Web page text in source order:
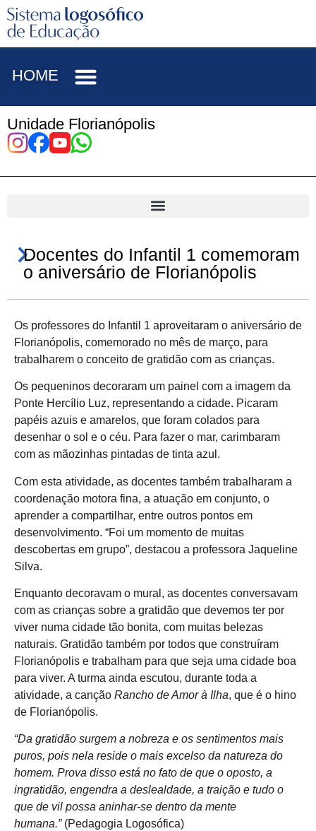
HOME
Unidade Florianópolis
Docentes do Infantil 1 comemoram
o aniversário de Florianópolis
Os professores do Infantil 1 aproveitaram o aniversário de
Florianópolis, comemorado no mês de março, para
trabalharem o conceito de gratidão com as crianças.
Os pequeninos decoraram um painel com a imagem da
Ponte Hercílio Luz, representando a cidade. Picaram
papéis azuis e amarelos, que foram colados para
desenhar o sol e o céu. Para fazer o mar, carimbaram
com as mãozinhas pintadas de tinta azul.
Com esta atividade, as docentes também trabalharam a
coordenação motora fina, a atuação em conjunto, o
aprender a compartilhar, entre outros pontos em
desenvolvimento. “Foi um momento de muitas
descobertas em grupo”, destacou a professora Jaqueline
Silva.
Enquanto decoravam o mural, as docentes conversavam
com as crianças sobre a gratidão que devemos ter por
viver numa cidade tão bonita, com muitas belezas
naturais. Gratidão também por todos que construíram
Florianópolis e trabalham para que seja uma cidade boa
para viver. A turma ainda escutou, durante toda a
atividade, a canção Rancho de Amor à Ilha, que é o hino
de Florianópolis.
“Da gratidão surgem a nobreza e os sentimentos mais
puros, pois nela reside o mais excelso da natureza do
homem. Prova disso está no fato de que o oposto, a
ingratidão, engendra a deslealdade, a traição e tudo o
que de vil possa aninhar-se dentro da mente
humana.”(Pedagogia Logosófica)